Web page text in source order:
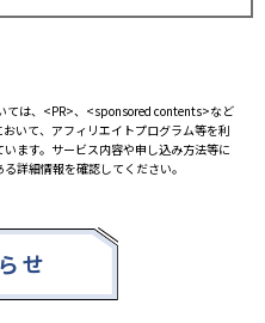
ては、<PR>、<sponsored contents>など
いて、アフィリエイトプログラム等を利
ます。サービス内容や申し込み方法等に
詳細情報を確認してください。
せ